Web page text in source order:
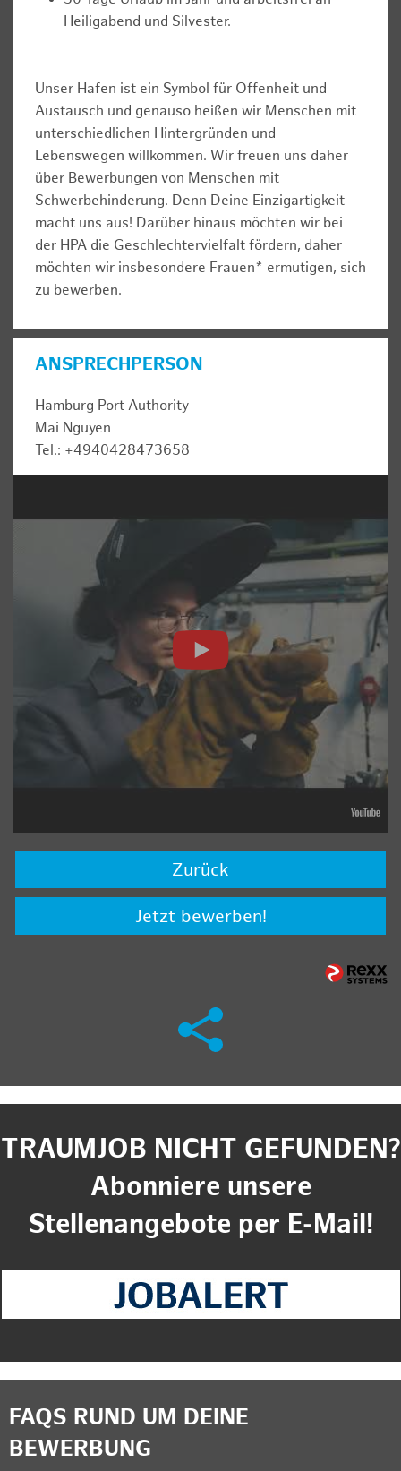
Heiligabend und Silvester.
Unser Hafen ist ein Symbol für Offenheit und
Austausch und genauso heißen wir Menschen mit
unterschiedlichen Hintergründen und
Lebenswegen willkommen. Wir freuen uns daher
über Bewerbungen von Menschen mit
Schwerbehinderung. Denn Deine Einzigartigkeit
macht uns aus! Darüber hinaus möchten wir bei
der HPA die Geschlechtervielfalt fördern, daher
möchten wir insbesondere Frauen* ermutigen, sich
zu bewerben.
ANSPRECHPERSON
Hamburg Port Authority
Mai Nguyen
Tel.: +4940428473658
Zurück
Jetzt bewerben!
TRAUMJOB NICHT GEFUNDEN?
Abonniere unsere
Stellenangebote per E-Mail!
FAQS RUND UM DEINE
BEWERBUNG